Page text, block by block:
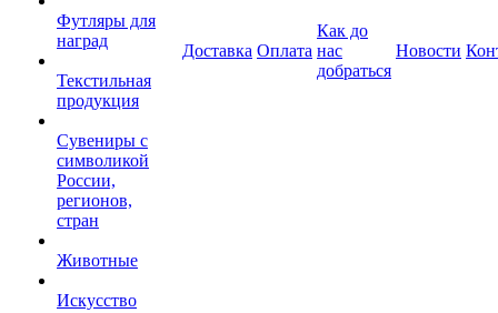
Футляры для
наград
Текстильная
продукция
Сувениры с
символикой
России,
регионов,
стран
Животные
Искусство
Доставка Оплата
Как до
нас
добраться
Новости